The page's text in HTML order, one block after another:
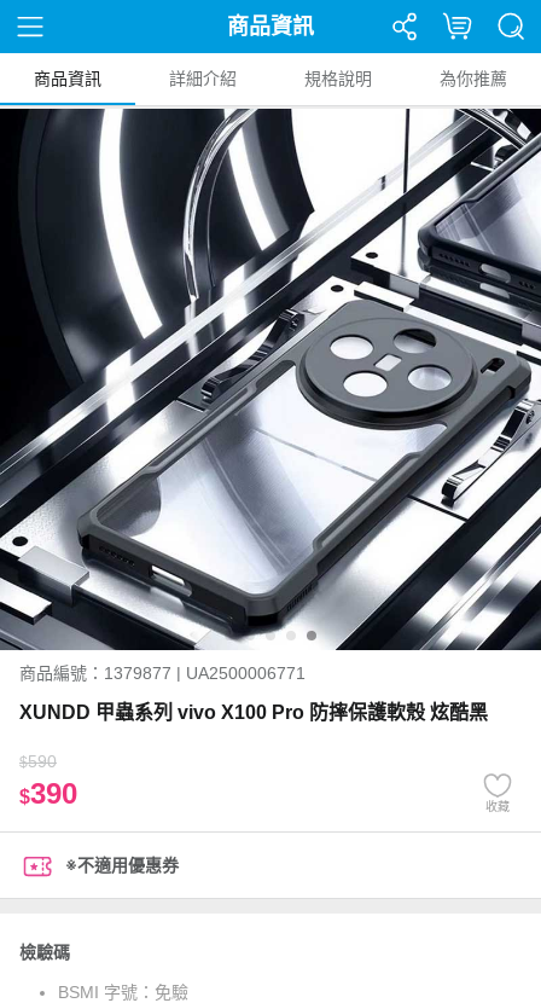
商品資訊
商品資訊 詳細介紹 規格說明 為你推薦
商品編號：1379877 | UA2500006771
XUNDD 甲蟲系列 vivo X100 Pro 防摔保護軟殼 炫酷黑
$590
$390 收藏
※不適用優惠券
檢驗碼
BSMI 字號： 免驗